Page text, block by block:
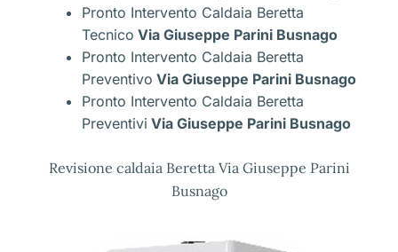
Pronto Intervento Caldaia Beretta
Tecnico Via Giuseppe Parini Busnago
Pronto Intervento Caldaia Beretta
Preventivo Via Giuseppe Parini Busnago
Pronto Intervento Caldaia Beretta
Preventivi Via Giuseppe Parini Busnago
Revisione caldaia Beretta Via Giuseppe Parini
Busnago